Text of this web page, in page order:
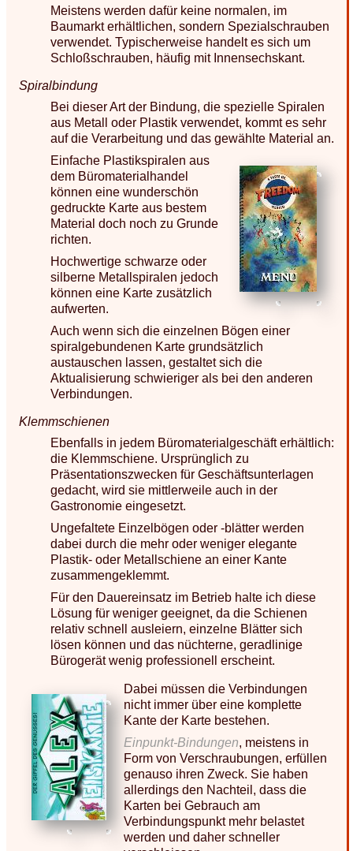
Meistens werden dafür keine normalen, im
Baumarkt erhältlichen, sondern Spezialschrauben
verwendet. Typischerweise handelt es sich um
Schloßschrauben, häufig mit Innensechskant.
Spiralbindung
Bei dieser Art der Bindung, die spezielle Spiralen
aus Metall oder Plastik verwendet, kommt es sehr
auf die Verarbeitung und das gewählte Material an.
Einfache Plastikspiralen aus
dem Büromaterialhandel
können eine wunderschön
gedruckte Karte aus bestem
Material doch noch zu Grunde
richten.
Hochwertige schwarze oder
silberne Metallspiralen jedoch
können eine Karte zusätzlich
aufwerten.
Auch wenn sich die einzelnen Bögen einer
spiralgebundenen Karte grundsätzlich
austauschen lassen, gestaltet sich die
Aktualisierung schwieriger als bei den anderen
Verbindungen.
Klemmschienen
Ebenfalls in jedem Büromaterialgeschäft erhältlich:
die Klemmschiene. Ursprünglich zu
Präsentationszwecken für Geschäftsunterlagen
gedacht, wird sie mittlerweile auch in der
Gastronomie eingesetzt.
Ungefaltete Einzelbögen oder -blätter werden
dabei durch die mehr oder weniger elegante
Plastik- oder Metallschiene an einer Kante
zusammengeklemmt.
Für den Dauereinsatz im Betrieb halte ich diese
Lösung für weniger geeignet, da die Schienen
relativ schnell ausleiern, einzelne Blätter sich
lösen können und das nüchterne, geradlinige
Bürogerät wenig professionell erscheint.
Dabei müssen die Verbindungen
nicht immer über eine komplette
Kante der Karte bestehen.
Einpunkt-Bindungen, meistens in
Form von Verschraubungen, erfüllen
genauso ihren Zweck. Sie haben
allerdings den Nachteil, dass die
Karten bei Gebrauch am
Verbindungspunkt mehr belastet
werden und daher schneller